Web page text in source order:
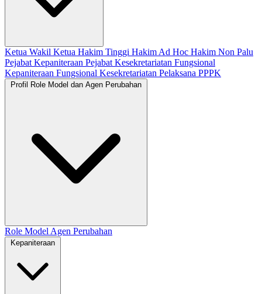
Ketua Wakil Ketua Hakim Tinggi Hakim Ad Hoc Hakim Non Palu
Pejabat Kepaniteraan Pejabat Kesekretariatan Fungsional
Kepaniteraan Fungsional Kesekretariatan Pelaksana PPPK
Profil Role Model dan Agen Perubahan
Role Model Agen Perubahan
Kepaniteraan